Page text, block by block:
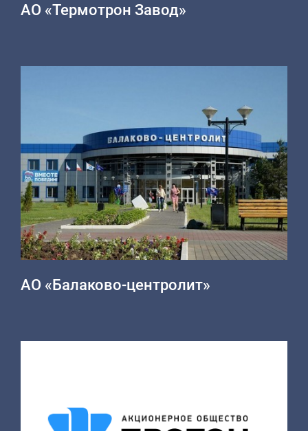
АО «Термотрон Завод»
АО «Балаково-центролит»